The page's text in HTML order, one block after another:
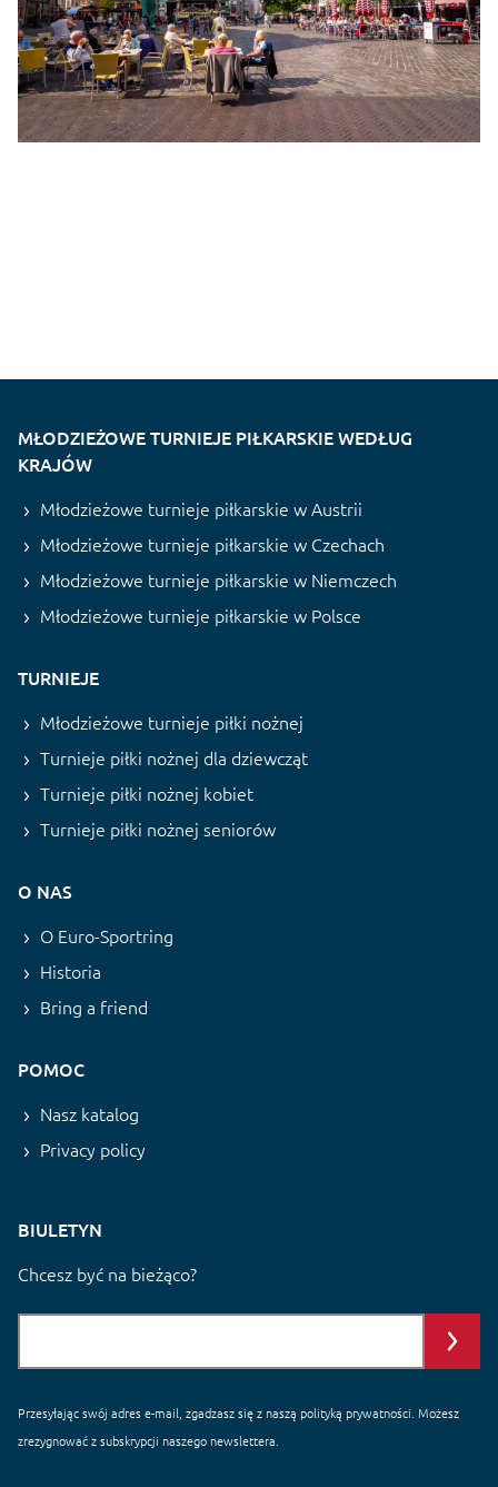
MŁODZIEŻOWE TURNIEJE PIŁKARSKIE WEDŁUG
KRAJÓW
Młodzieżowe turnieje piłkarskie w Austrii
Młodzieżowe turnieje piłkarskie w Czechach
Młodzieżowe turnieje piłkarskie w Niemczech
Młodzieżowe turnieje piłkarskie w Polsce
TURNIEJE
Młodzieżowe turnieje piłki nożnej
Turnieje piłki nożnej dla dziewcząt
Turnieje piłki nożnej kobiet
Turnieje piłki nożnej seniorów
O NAS
O Euro-Sportring
Historia
Bring a friend
POMOC
Nasz katalog
Privacy policy
BIULETYN
Chcesz być na bieżąco?
Przesyłając swój adres e-mail, zgadzasz się z naszą polityką prywatności . Możesz
zrezygnować z subskrypcji naszego newslettera.